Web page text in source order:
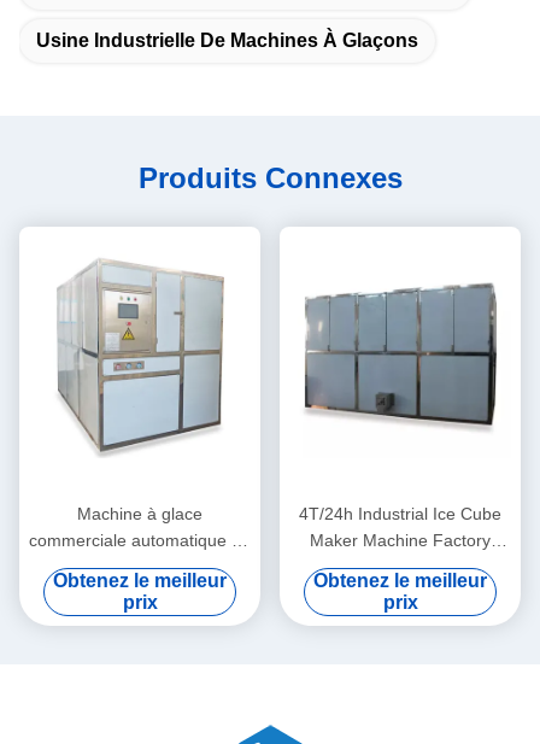
Usine Industrielle De Machines À Glaçons
Produits Connexes
Machine à glace
commerciale automatique de
machine de glaçon de
9T/24h industrielle pour la
maison/restaurant/magasin/potable/barre
Obtenez le meilleur
prix
4T/24h Industrial Ice Cube
Maker Machine Factory
Restaurant Shop
Obtenez le meilleur
prix